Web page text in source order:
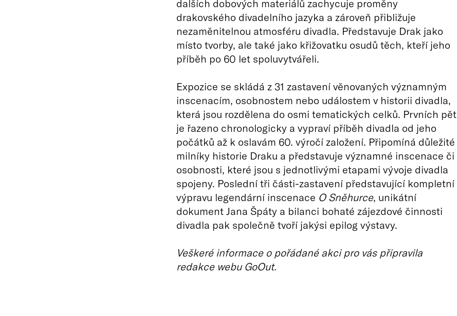
dalších dobových materiálů zachycuje proměny
drakovského divadelního jazyka a zároveň přibližuje
nezaměnitelnou atmosféru divadla. Představuje Drak jako
místo tvorby, ale také jako křižovatku osudů těch, kteří jeho
příběh po 60 let spoluvytvářeli.
Expozice se skládá z 31 zastavení věnovaných významným
inscenacím, osobnostem nebo událostem v historii divadla,
která jsou rozdělena do osmi tematických celků. Prvních pět
je řazeno chronologicky a vypraví příběh divadla od jeho
počátků až k oslavám 60. výročí založení. Připomíná důležité
milníky historie Draku a představuje významné inscenace či
osobnosti, které jsou s jednotlivými etapami vývoje divadla
spojeny. Poslední tři části-zastavení představující kompletní
výpravu legendární inscenace O Sněhurce, unikátní
dokument Jana Špáty a bilanci bohaté zájezdové činnosti
divadla pak společně tvoří jakýsi epilog výstavy.
Veškeré informace o pořádané akci pro vás připravila
redakce webu GoOut.